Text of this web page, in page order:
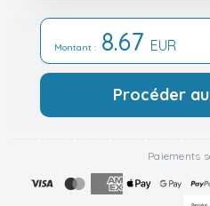
Montant : 8.67 EUR
Procéder
Paiements